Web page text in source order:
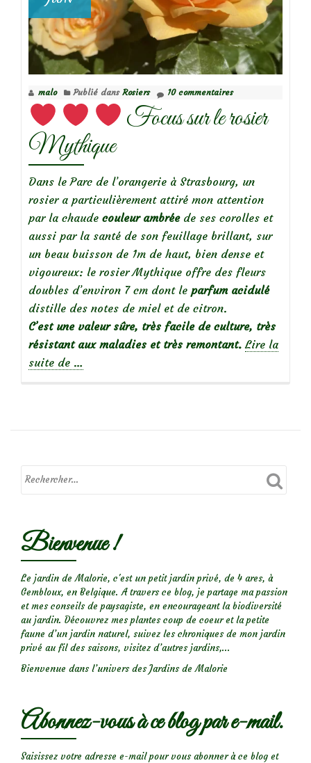
malo Publié dans Rosiers 10 commentaires
Focus sur le rosier
Mythique
Dans le Parc de l’orangerie à Strasbourg, un
rosier a particulièrement attiré mon attention
par la chaude couleur ambréede ses corolles et
aussi par la santé de son feuillage brillant, sur
un beau buisson de 1m de haut, bien dense et
vigoureux: le rosier Mythique offre des fleurs
doubles d’environ 7 cm dont le parfum acidulé
distille des notes de miel et de citron.
C’est une valeur sûre, très facile de culture, très
résistant aux maladies et très remontant. Lire la
suite de
Focus
Mythique
…
Bienvenue !
Le jardin de Malorie, c'est un petit jardin privé, de 4 ares, à
Gembloux, en Belgique. A travers ce blog, je partage ma passion
et mes conseils de paysagiste, en encourageant la biodiversité
au jardin. Découvrez mes plantes coup de coeur et la petite
faune d’un jardin naturel, suivez les chroniques de mon jardin
privé au fil des saisons, visitez d’autres jardins,...
Bienvenue dans l’univers des Jardins de Malorie
Abonnez-vous à ce blog par e-mail.
Saisissez votre adresse e-mail pour vous abonner à ce blog et